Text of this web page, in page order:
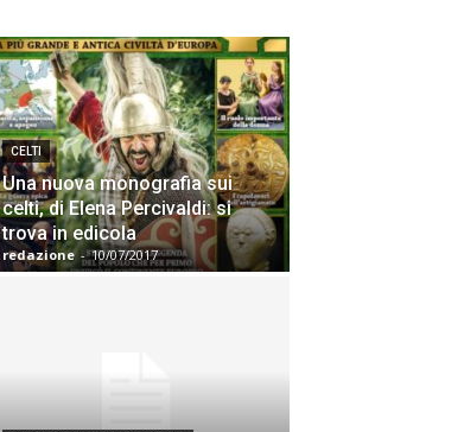
CELTI
Una nuova monografia sui
celti, di Elena Percivaldi: si
trova in edicola
redazione - 10/07/2017